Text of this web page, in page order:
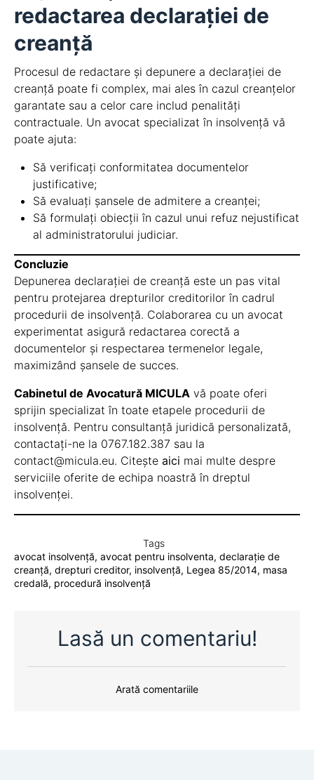
redactarea declarației de
creanță
Procesul de redactare și depunere a declarației de
creanță poate fi complex, mai ales în cazul creanțelor
garantate sau a celor care includ penalități
contractuale. Un avocat specializat în insolvență vă
poate ajuta:
Să verificați conformitatea documentelor
justificative;
Să evaluați șansele de admitere a creanței;
Să formulați obiecții în cazul unui refuz nejustificat
al administratorului judiciar.
Concluzie
Depunerea declarației de creanță este un pas vital
pentru protejarea drepturilor creditorilor în cadrul
procedurii de insolvență. Colaborarea cu un avocat
experimentat asigură redactarea corectă a
documentelor și respectarea termenelor legale,
maximizând șansele de succes.
Cabinetul de Avocatură MICULA vă poate oferi
sprijin specializat în toate etapele procedurii de
insolvență. Pentru consultanță juridică personalizată,
contactați-ne la 0767.182.387 sau la
contact@micula.eu. Citește aici mai multe despre
serviciile oferite de echipa noastră în dreptul
insolvenței.
Tags
avocat insolvență, avocat pentru insolventa, declarație de
creanță, drepturi creditor, insolvență, Legea 85/2014, masa
credală, procedură insolvență
Lasă un comentariu!
Arată comentariile